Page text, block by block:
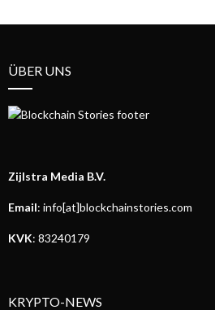
ÜBER UNS
Zijlstra Media B.V.
Email: info[at]blockchainstories.com
KVK: 83240179
KRYPTO-NEWS